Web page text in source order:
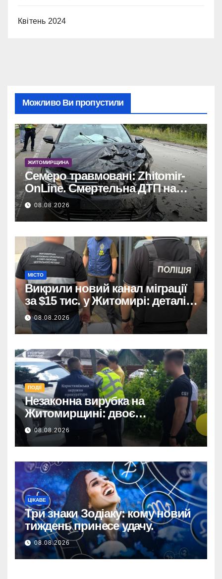
Квітень 2024
Можливо Ви пропустили
ЖИТОМИРЩИНА
Семеро травмовані: Zhitomir-
OnLine. Смертельна ДТП на
трасі, деталі аварії.
08.08.2026
МІСТО
Викрили новий канал міграції
за $15 тис. у Житомирі: деталі
розслідування
08.08.2026
ПОДІЇ
Незаконна вирубка на
Житомирщині: двоє
підозрюваних завдали збитків
на 34+ млн грн.
08.08.2026
ЦІКАВЕ
Три знаки Зодіаку: кому новий
тиждень принесе удачу.
08.08.2026